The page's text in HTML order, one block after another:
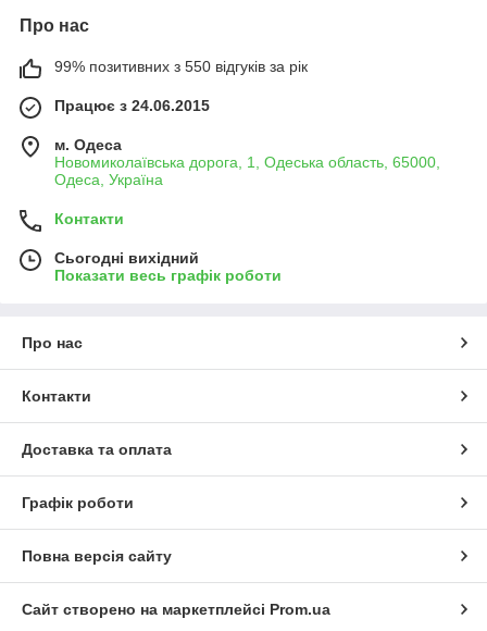
Про нас
99% позитивних з 550 відгуків за рік
Працює з 24.06.2015
м. Одеса
Новомиколаївська дорога, 1, Одеська область, 65000,
Одеса, Україна
Контакти
Сьогодні вихідний
Показати весь графік роботи
Про нас
Контакти
Доставка та оплата
Графік роботи
Повна версія сайту
Сайт створено на маркетплейсі Prom.ua